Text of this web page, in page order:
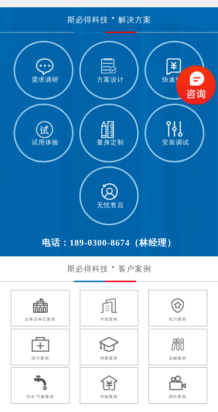
斯必得科技 解决方案
需求调研 方案设计 快速报价
试用体验 量身定制 安装调试
无忧售后
电话：189-0300-8674（林经理）
斯必得科技 客户案例
企事业单位案例 学校案例 电力案例
医疗案例 档案案例 金融案例
供水/气象案例 传媒案例 国外案例